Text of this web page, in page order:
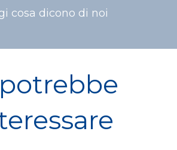
cosa dicono di noi